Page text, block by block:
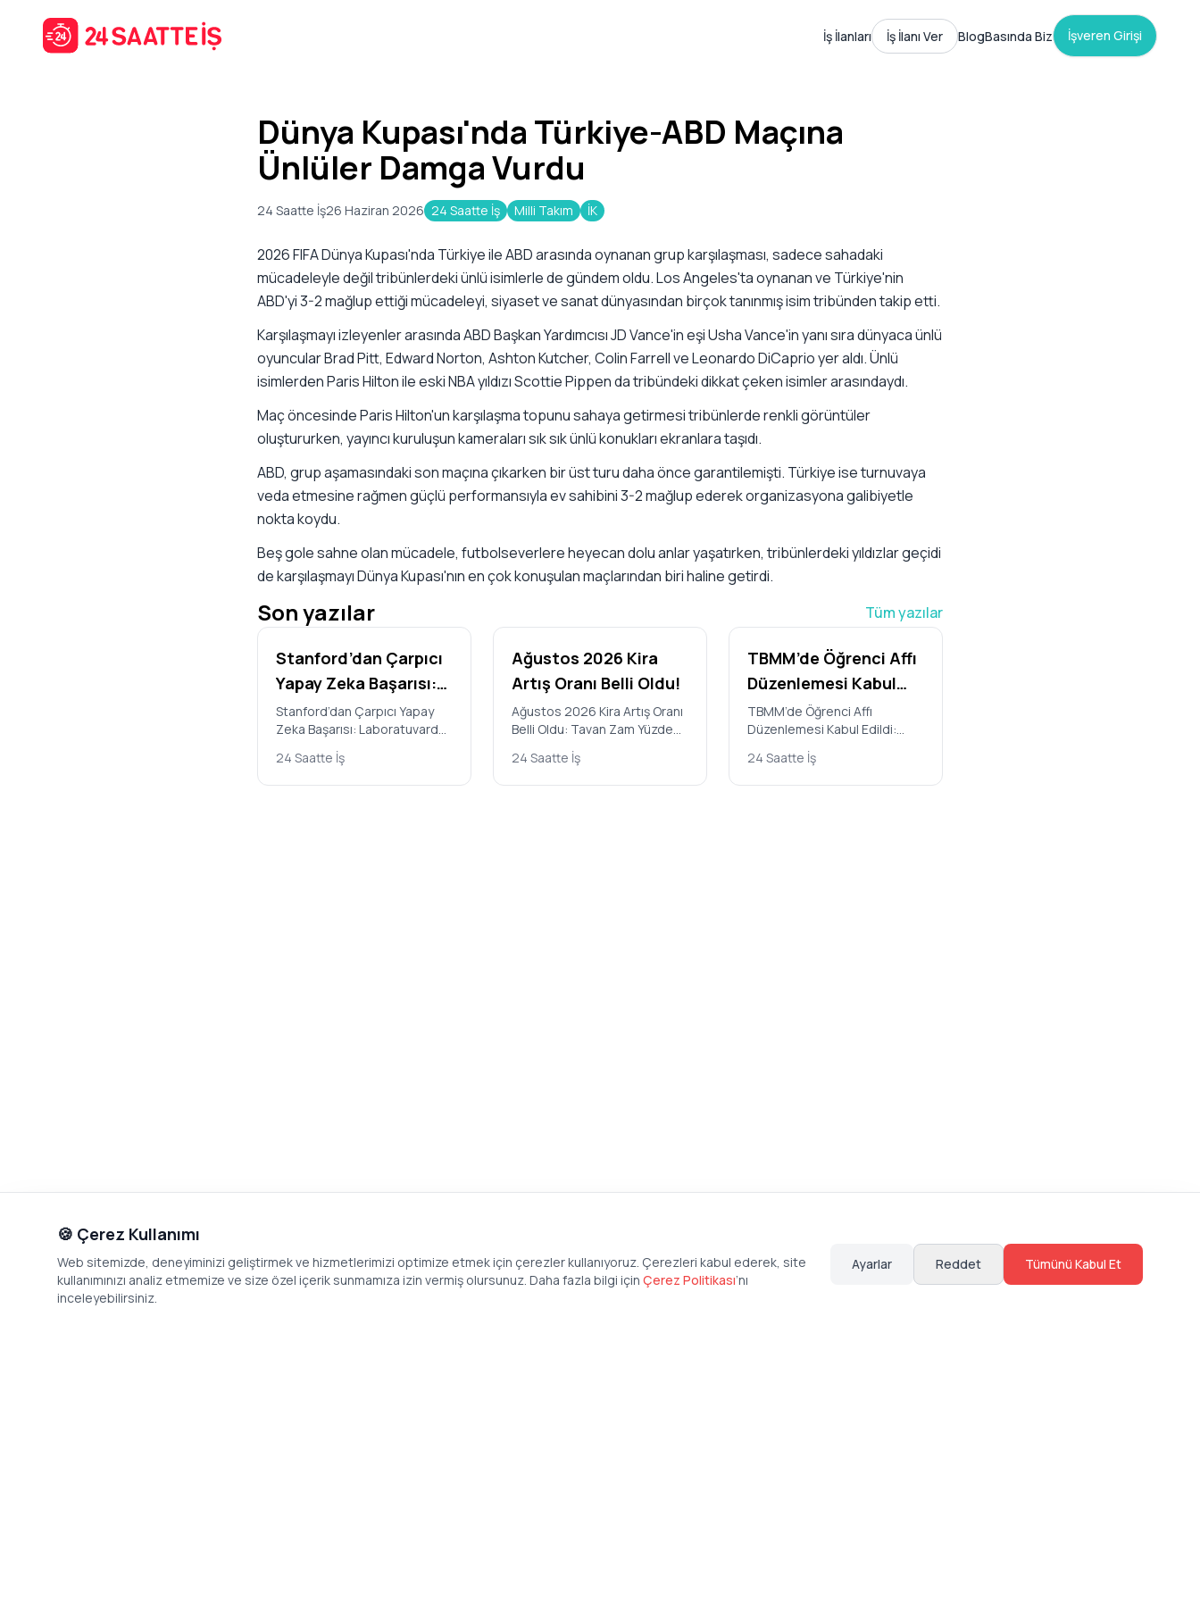
İş İlanları İş İlanı Ver BlogBasında Biz İşveren Girişi
Dünya Kupası'nda Türkiye-ABD Maçına
Ünlüler Damga Vurdu
24 Saatte İş26 Haziran 2026 24 Saatte İş Milli Takım İK
2026 FIFA Dünya Kupası'nda Türkiye ile ABD arasında oynanan grup karşılaşması, sadece sahadaki
mücadeleyle değil tribünlerdeki ünlü isimlerle de gündem oldu. Los Angeles'ta oynanan ve Türkiye'nin
ABD'yi 3-2 mağlup ettiği mücadeleyi, siyaset ve sanat dünyasından birçok tanınmış isim tribünden takip etti.
Karşılaşmayı izleyenler arasında ABD Başkan Yardımcısı JD Vance'in eşi Usha Vance'in yanı sıra dünyaca ünlü
oyuncular Brad Pitt, Edward Norton, Ashton Kutcher, Colin Farrell ve Leonardo DiCaprio yer aldı. Ünlü
isimlerden Paris Hilton ile eski NBA yıldızı Scottie Pippen da tribündeki dikkat çeken isimler arasındaydı.
Maç öncesinde Paris Hilton'un karşılaşma topunu sahaya getirmesi tribünlerde renkli görüntüler
oluştururken, yayıncı kuruluşun kameraları sık sık ünlü konukları ekranlara taşıdı.
ABD, grup aşamasındaki son maçına çıkarken bir üst turu daha önce garantilemişti. Türkiye ise turnuvaya
veda etmesine rağmen güçlü performansıyla ev sahibini 3-2 mağlup ederek organizasyona galibiyetle
nokta koydu.
Beş gole sahne olan mücadele, futbolseverlere heyecan dolu anlar yaşatırken, tribünlerdeki yıldızlar geçidi
de karşılaşmayı Dünya Kupası'nın en çok konuşulan maçlarından biri haline getirdi.
Son yazılar Tüm yazılar
Stanford’dan Çarpıcı
Yapay Zeka Başarısı:
Laboratuvarda
Çoğalabilen Yeni
Virüsler Tasarlandı
Stanford’dan Çarpıcı Yapay
Zeka Başarısı: Laboratuvarda
Çoğalabilen Yeni Virüsler
Tasarlandı ABD’deki Stanford
Üniversit…
24 Saatte İş
Ağustos 2026 Kira
Artış Oranı Belli Oldu!
Ağustos 2026 Kira Artış Oranı
Belli Oldu: Tavan Zam Yüzde
31,90 Türkiye İstatistik
Kurumu’nun (TÜİK) açıkladığı
Temmuz 2…
24 Saatte İş
TBMM’de Öğrenci Affı
Düzenlemesi Kabul
Edildi: Kimler
Yararlanabilecek,
Hangi Cezalar
Geliyor?
TBMM’de Öğrenci Affı
Düzenlemesi Kabul Edildi:
Kimler Yararlanabilecek, Hangi
Cezalar Geliyor? Türkiye
Büyük Millet Mecl…
24 Saatte İş
🍪 Çerez Kullanımı
Web sitemizde, deneyiminizi geliştirmek ve hizmetlerimizi optimize etmek için çerezler kullanıyoruz. Çerezleri kabul ederek, site
kullanımınızı analiz etmemize ve size özel içerik sunmamıza izin vermiş olursunuz. Daha fazla bilgi için Çerez Politikası’nı
inceleyebilirsiniz.
Ayarlar Reddet Tümünü Kabul Et